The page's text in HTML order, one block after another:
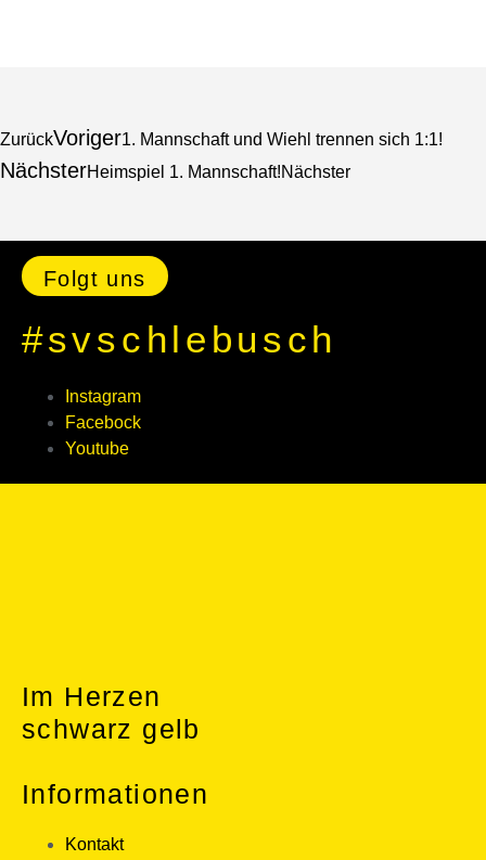
ZurückVoriger1. Mannschaft und Wiehl trennen sich 1:1!
NächsterHeimspiel 1. Mannschaft!Nächster
Folgt uns
#svschlebusch
Instagram
Facebock
Youtube
Im Herzen
schwarz gelb
Informationen
Kontakt